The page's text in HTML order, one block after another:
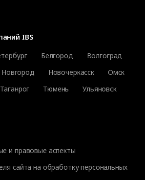
IBS
Белгород
Волгоград
Новочеркасск
Омск
Таганрог Тюмень
Ульяновск
и правовые аспекты
сайта на обработку персональных